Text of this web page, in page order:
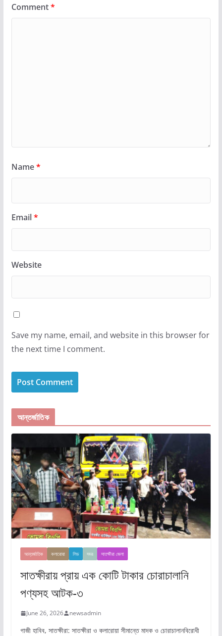
Comment*
Name*
Email*
Website
Save my name, email, and website in this browser for
the next time I comment.
আন্তর্জাতিক
আন্তর্জাতিক কলারোয়া লিড সদর সাতক্ষীরা জেলা
সাতক্ষীরায় প্রায় এক কোটি টাকার চোরাচালানি
পণ্যসহ আটক-৩
June 26, 2026 newsadmin
গাজী হাবিব, সাতক্ষীরা: সাতক্ষীরা ও কলারোয়া সীমান্তে মাদক ও চোরাচালানবিরোধী